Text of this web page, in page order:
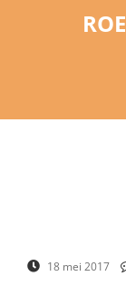
18 mei 2017